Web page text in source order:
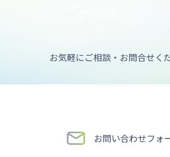
お気軽にご相談・お問合せく
お問い合わせフォ